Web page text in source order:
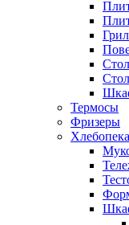
Термосы
Фризеры